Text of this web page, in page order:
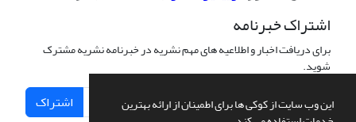
این وب سایت از کوکی ها برای اطمینان از ارائه بهترین
اشتراک خبرنامه
برای دریافت اخبار و اطلاعیه های مهم نشریه در خبرنامه نشریه مشترک
شوید.
اشتراک